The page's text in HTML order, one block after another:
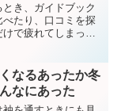
き、ガイドブック
たり、口コミを探
で疲れてしまった
、AIの力を借りて
らす...
なるあったか冬
なにあった